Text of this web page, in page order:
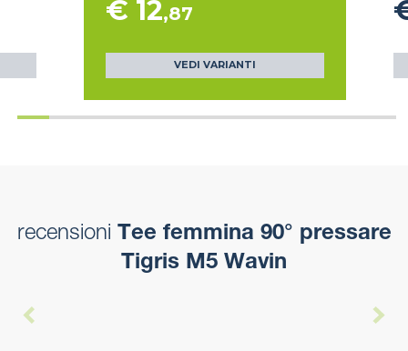
€ 12,87
VEDI VARIANTI
recensioni Tee femmina 90° pressare
Tigris M5 Wavin